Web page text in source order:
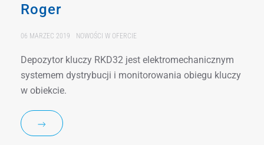
Roger
06 MARZEC 2019 NOWOŚCI W OFERCIE
Depozytor kluczy RKD32 jest elektromechanicznym
systemem dystrybucji i monitorowania obiegu kluczy
w obiekcie.